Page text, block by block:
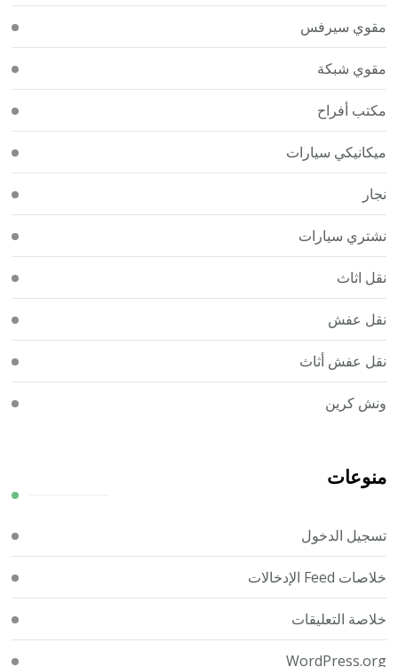
مقوي سيرفس
مقوي شبكة
مكتب أفراح
ميكانيكي سيارات
نجار
نشتري سيارات
نقل اثاث
نقل عفش
نقل عفش أثاث
ونش كرين
منوعات
تسجيل الدخول
خلاصات Feed الإدخالات
خلاصة التعليقات
WordPress.org